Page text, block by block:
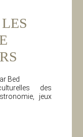
Bed
des
jeux